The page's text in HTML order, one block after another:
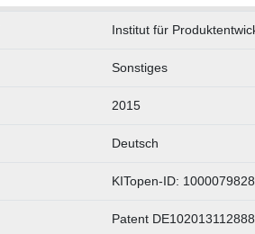
Institut für
Sonstiges
2015
Deutsch
KITopen-ID: 1000079828
Patent